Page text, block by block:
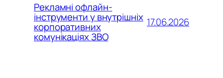
Рекламні офлайн-
інструменти у внутрішніх
корпоративних
комунікаціях ЗВО
17.06.2026